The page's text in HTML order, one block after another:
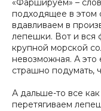
«Фаршируем» –
подходящее в этом
вдавливаем в
лепешки. Вот и вся
крупной морской
невозможная. А
страшно подумать,
А дальше-то все
перетягиваем